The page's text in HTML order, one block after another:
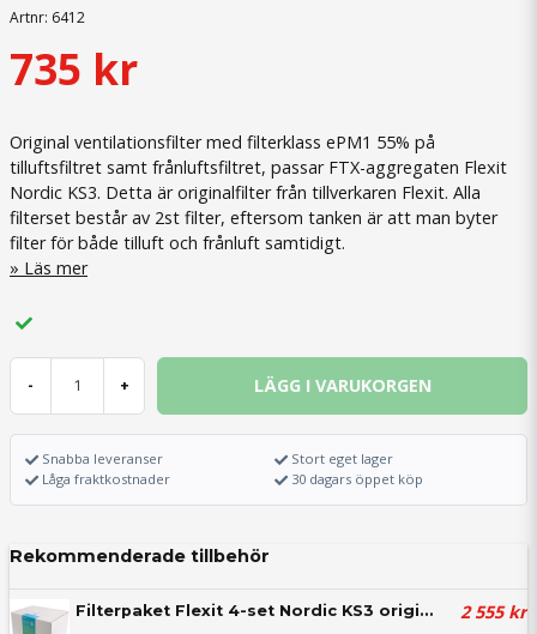
Artnr: 6412
735 kr
Original ventilationsfilter med filterklass ePM1 55% på
tilluftsfiltret samt frånluftsfiltret, passar FTX-aggregaten Flexit
Nordic KS3. Detta är originalfilter från tillverkaren Flexit. Alla
filterset består av 2st filter, eftersom tanken är att man byter
filter för både tilluft och frånluft samtidigt.
Läs mer
- + LÄGG I VARUKORGEN
Snabba leveranser
Låga fraktkostnader
Stort eget lager
30 dagars öppet köp
Rekommenderade tillbehör
Filterpaket Flexit 4-set Nordic KS3 original 2 555 kr